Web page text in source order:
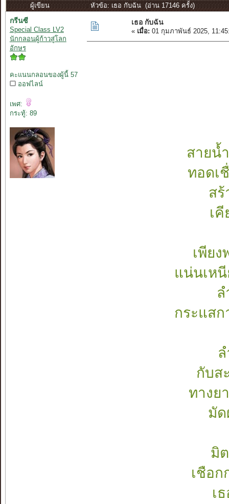
ผู้เขียน หัวข้อ: เธอ กับฉัน (อ่าน 17146 ครั้ง)
กรีนซี
Special Class LV2
นักกลอนผู้ก้าวสู่โลก
อักษร
คะแนนกลอนของผู้นี้ 57
ออฟไลน์
เพศ:
กระทู้: 89
เธอ กับฉัน
« เมื่อ: 01 กุมภาพันธ์ 2025,
สายน้
ทอดเ
ส
เ
เพีย
แน่นเห
กระแสก
กับส
ทางย
มัด
มิ
เชือ
เ